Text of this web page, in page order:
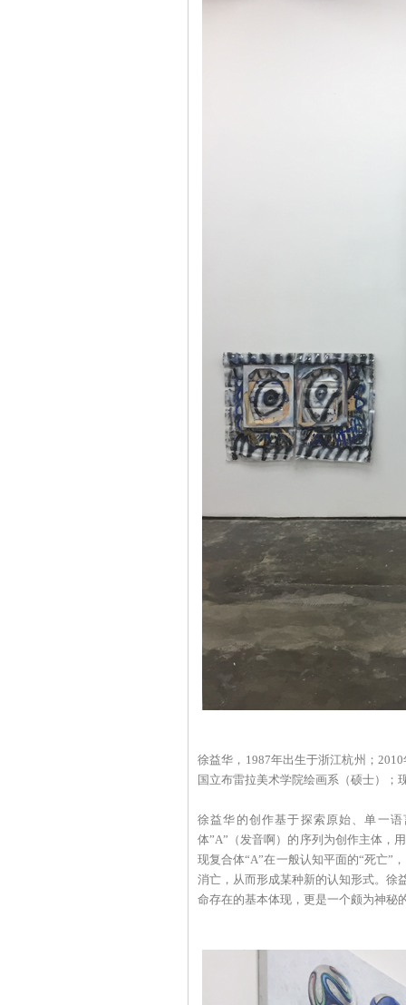
徐益华，1987年出生于浙江杭州；
国立布雷拉美术学院绘画系（硕士）
徐益华的创作基于探索原始、单一
体”A”（发音啊）的序列为创作主体，
现复合体“A”在一般认知平面的“死亡”
消亡，从而形成某种新的认知形式。徐
命存在的基本体现，更是一个颇为神秘